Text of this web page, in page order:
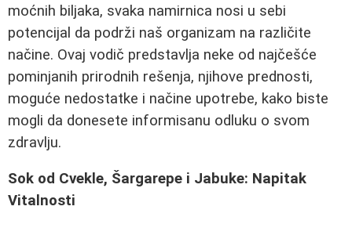
moćnih biljaka, svaka namirnica nosi u sebi
potencijal da podrži naš organizam na različite
načine. Ovaj vodič predstavlja neke od najčešće
pominjanih prirodnih rešenja, njihove prednosti,
moguće nedostatke i načine upotrebe, kako biste
mogli da donesete informisanu odluku o svom
zdravlju.
Sok od Cvekle, Šargarepe i Jabuke: Napitak
Vitalnosti